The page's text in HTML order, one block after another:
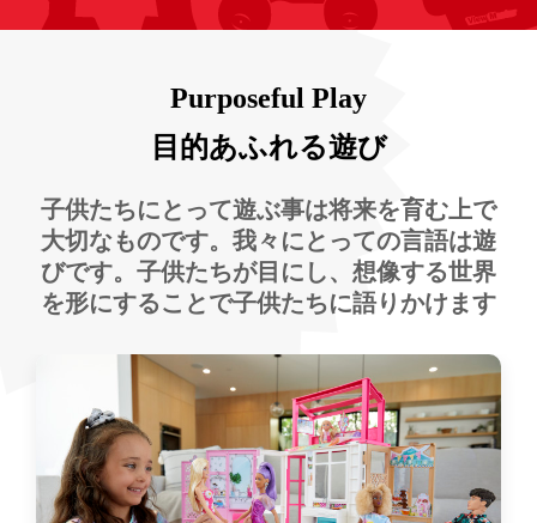
Purposeful Play
目的あふれる遊び
子供たちにとって遊ぶ事は将来を育む上で
大切なものです。我々にとっての言語は遊
びです。子供たちが目にし、想像する世界
を形にすることで子供たちに語りかけます